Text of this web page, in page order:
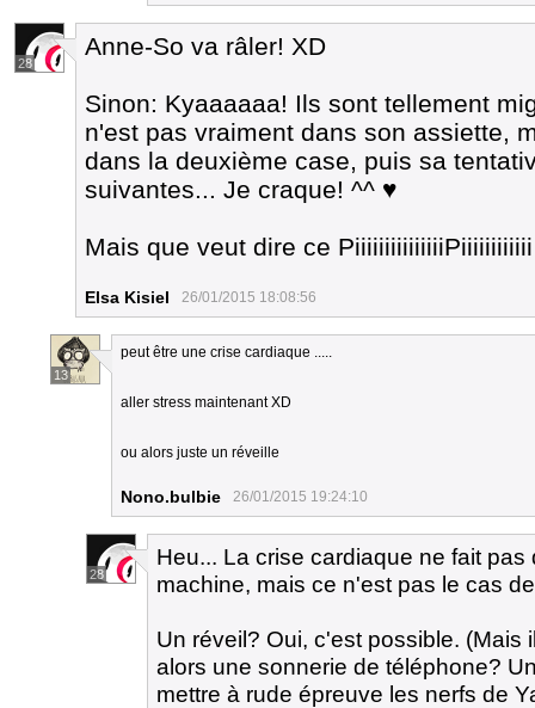
28
Anne-So va râler! XD
Sinon: Kyaaaaaa! Ils sont tellement
n'est pas vraiment dans son assiette,
dans la deuxième case, puis sa
suivantes... Je craque! ^^ ♥
Mais que veut dire ce
Elsa Kisiel 26/01/2015 18:08:56
13
peut être une crise cardiaque .....
aller stress maintenant XD
ou alors juste un réveille
Nono.bulbie 26/01/2015 19:24:10
28
Heu... La crise cardiaque ne fait
machine, mais ce n'est pas le cas
Un réveil? Oui, c'est possible. (Mais
alors une sonnerie de téléphone?
mettre à rude épreuve les nerfs de